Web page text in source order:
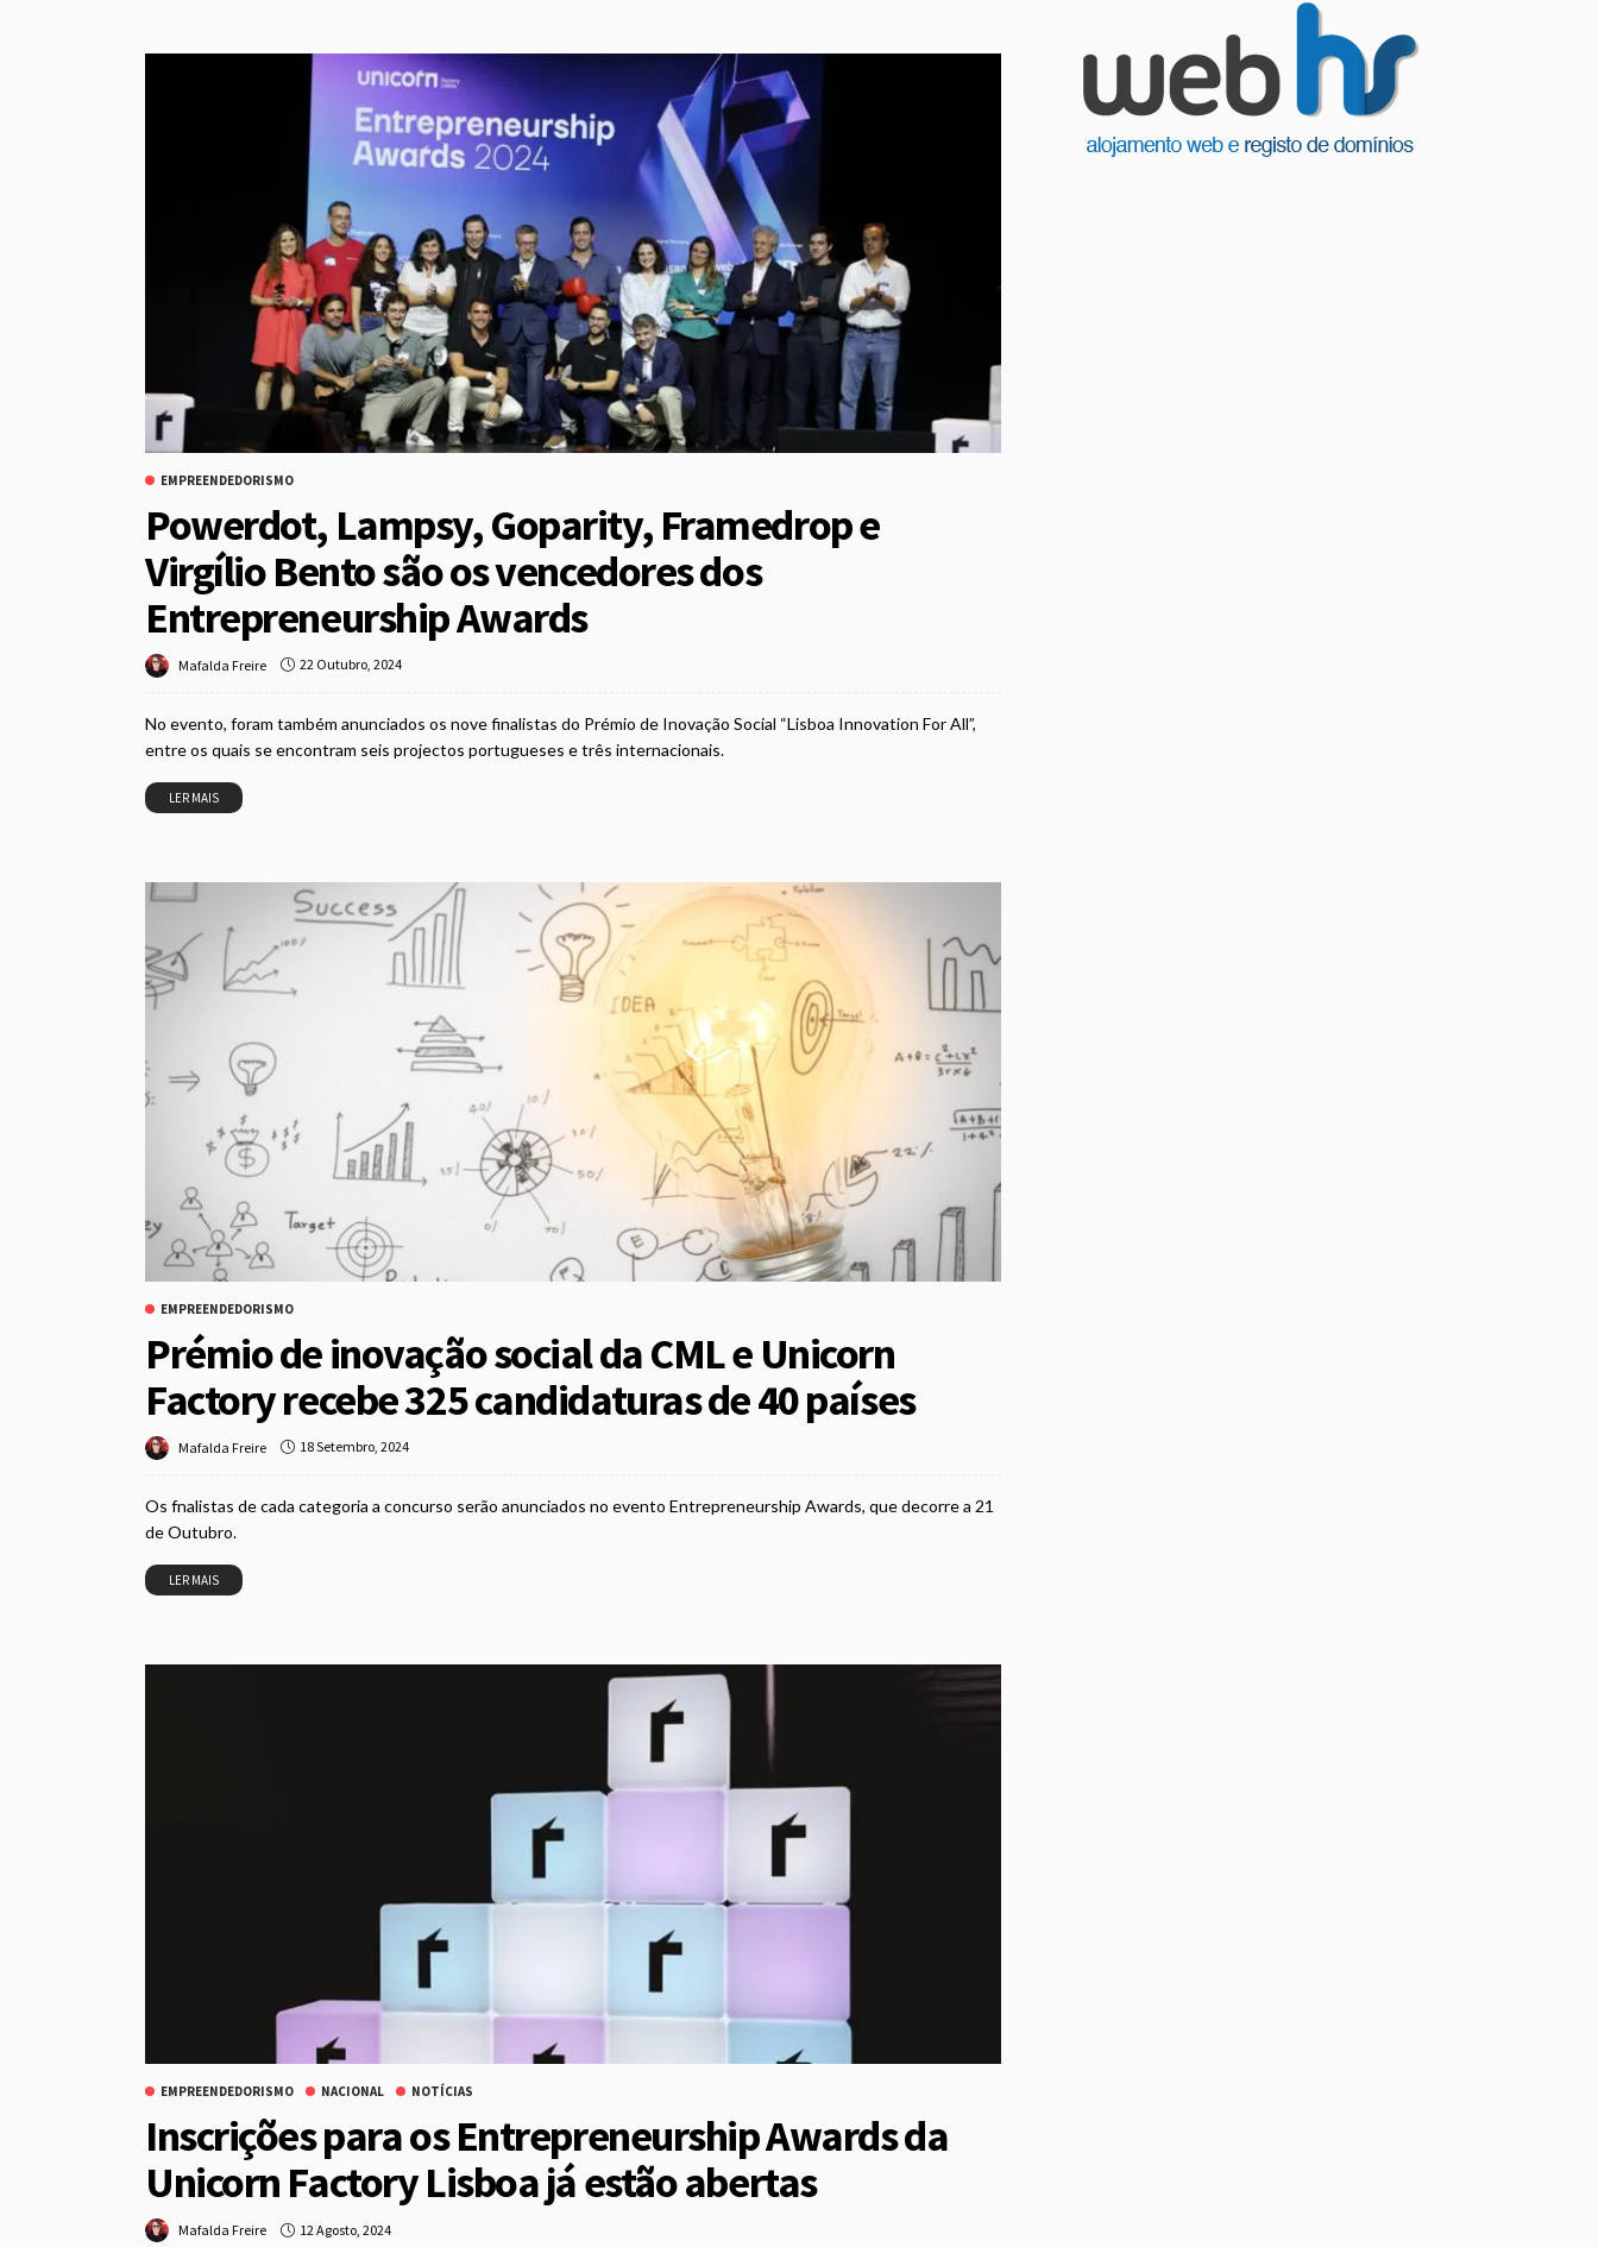
EMPREENDEDORISMO
Powerdot, Lampsy, Goparity, Framedrop e
Virgílio Bento são os vencedores dos
Entrepreneurship Awards
Mafalda Freire 22 Outubro, 2024
No evento, foram também anunciados os nove finalistas do Prémio de Inovação Social “Lisboa Innovation For All”,
entre os quais se encontram seis projectos portugueses e três internacionais.
LER MAIS
EMPREENDEDORISMO
Prémio de inovação social da CML e Unicorn
Factory recebe 325 candidaturas de 40 países
Mafalda Freire 18 Setembro, 2024
Os fnalistas de cada categoria a concurso serão anunciados no evento Entrepreneurship Awards, que decorre a 21
de Outubro.
LER MAIS
EMPREENDEDORISMO NACIONAL NOTÍCIAS
Inscrições para os Entrepreneurship Awards da
Unicorn Factory Lisboa já estão abertas
Mafalda Freire 12 Agosto, 2024